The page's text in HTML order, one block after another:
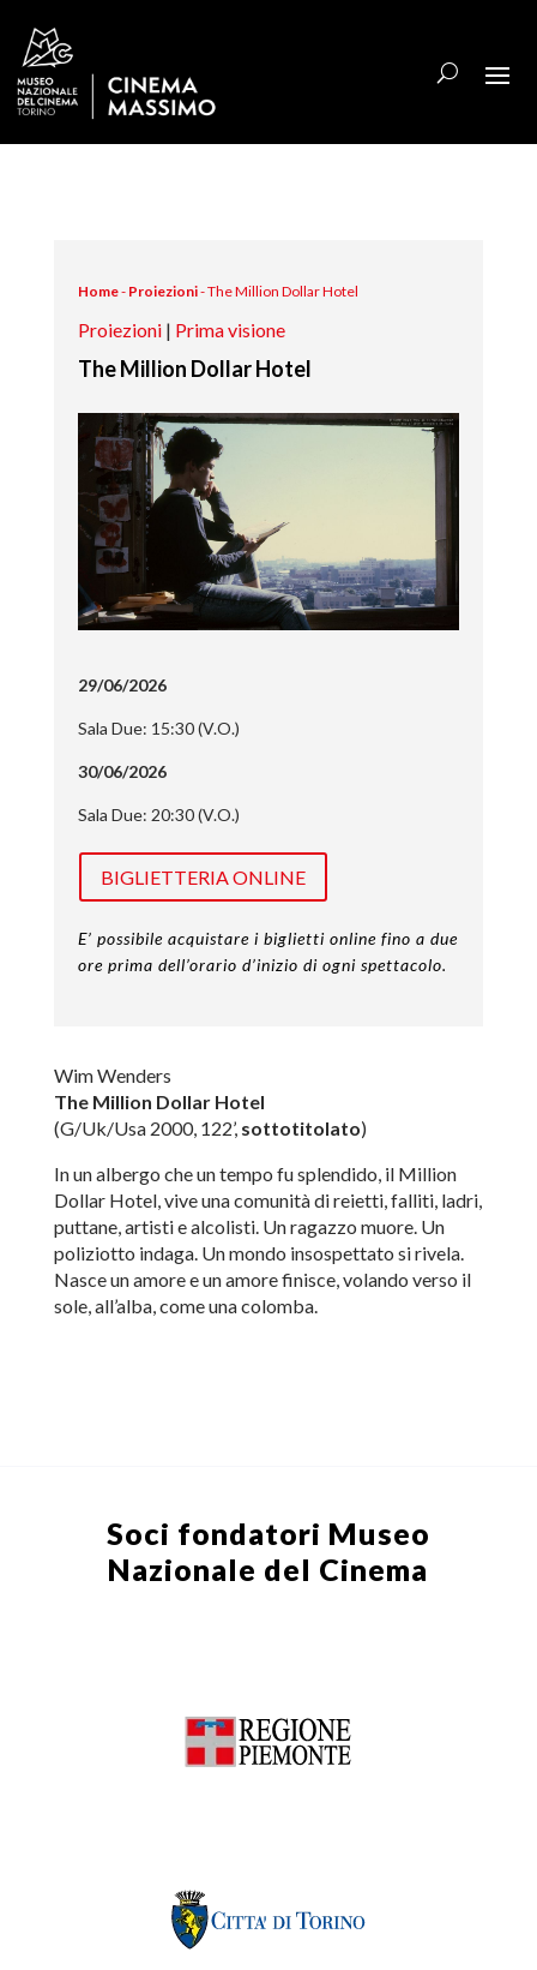
Home- Proiezioni-The Million Dollar Hotel
Proiezioni| Prima visione
The Million Dollar Hotel
29/06/2026
Sala Due: 15:30 (V.O.)
30/06/2026
Sala Due: 20:30 (V.O.)
BIGLIETTERIA ONLINE
E’ possibile acquistare i biglietti online fino a due
ore prima dell’orario d’inizio di ogni spettacolo.
Wim Wenders
The Million Dollar Hotel
(G/Uk/Usa 2000, 122’, sottotitolato)
In un albergo che un tempo fu splendido, il Million
Dollar Hotel, vive una comunità di reietti, falliti, ladri,
puttane, artisti e alcolisti. Un ragazzo muore. Un
poliziotto indaga. Un mondo insospettato si rivela.
Nasce un amore e un amore finisce, volando verso il
sole, all’alba, come una colomba.
Soci fondatori Museo
Nazionale del Cinema